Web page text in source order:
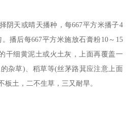
阴天或晴天播种，每667平方米播子4
播后每667平方米施放石膏粉10～15
干细黄泥土或火土灰，上面再覆盖一
杂草)、稻草等(丝茅路萁应注意上面
土，二不生草，三又耐旱。